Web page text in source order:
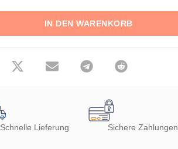
IN DEN WARENKORB
Schnelle Lieferung Sichere Zahlungen